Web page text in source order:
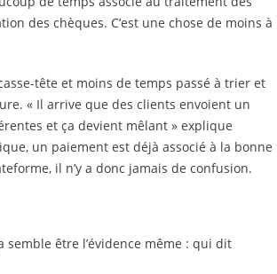
des chèques. C’est une chose de moins à
tête et moins de temps passé à trier et
« Il arrive que des clients envoient un
et ça devient mêlant » explique
un paiement est déjà associé à la bonne
il n’y a donc jamais de confusion.
semble être l’évidence même : qui dit